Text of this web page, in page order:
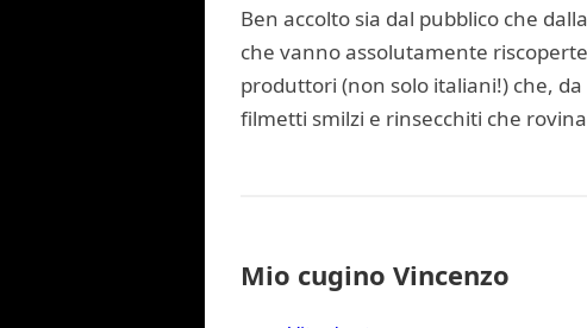
Ben accolto sia dal pubblico che
che vanno assolutamente
produttori (non solo italiani!) che,
filmetti smilzi e rinsecchiti che
Mio cugino Vincenzo